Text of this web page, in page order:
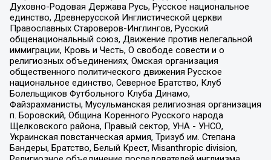
Духовно-Родовая Держава Русь, Русское национальное
единство, Древнерусской Инглистической церкви
Православных Староверов-Инглингов, Русский
общенациональный союз, Движение против нелегальной
иммиграции, Кровь и Честь, О свободе совести и о
религиозных объединениях, Омская организация
общественного политического движения Русское
национальное единство, Северное Братство, Клуб
Болельщиков Футбольного Клуба Динамо,
Файзрахманисты, Мусульманская религиозная организация
п. Боровский, Община Коренного Русского народа
Щелковского района, Правый сектор, УНА - УНСО,
Украинская повстанческая армия, Тризуб им. Степана
Бандеры, Братство, Белый Крест, Misanthropic division,